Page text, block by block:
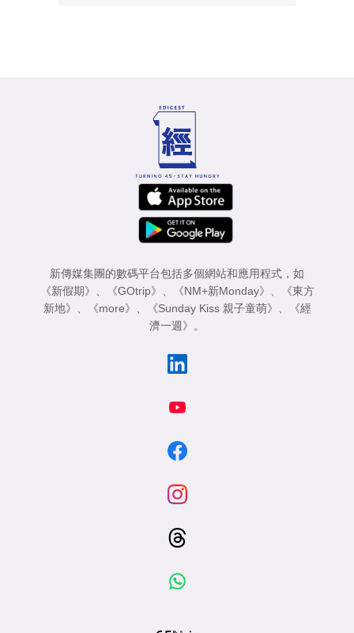
新傳媒集團的數碼平台包括多個網站和應用程式，如
《新假期》
《GOtrip》 《NM+新Monday》
《東方
新地》
《more》 《Sunday Kiss 親子童萌》
《經
濟一週》
。